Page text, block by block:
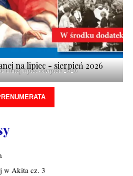
lipiec-sierpień 2026
na lipiec - sierpień 2026
w Akita cz. 3